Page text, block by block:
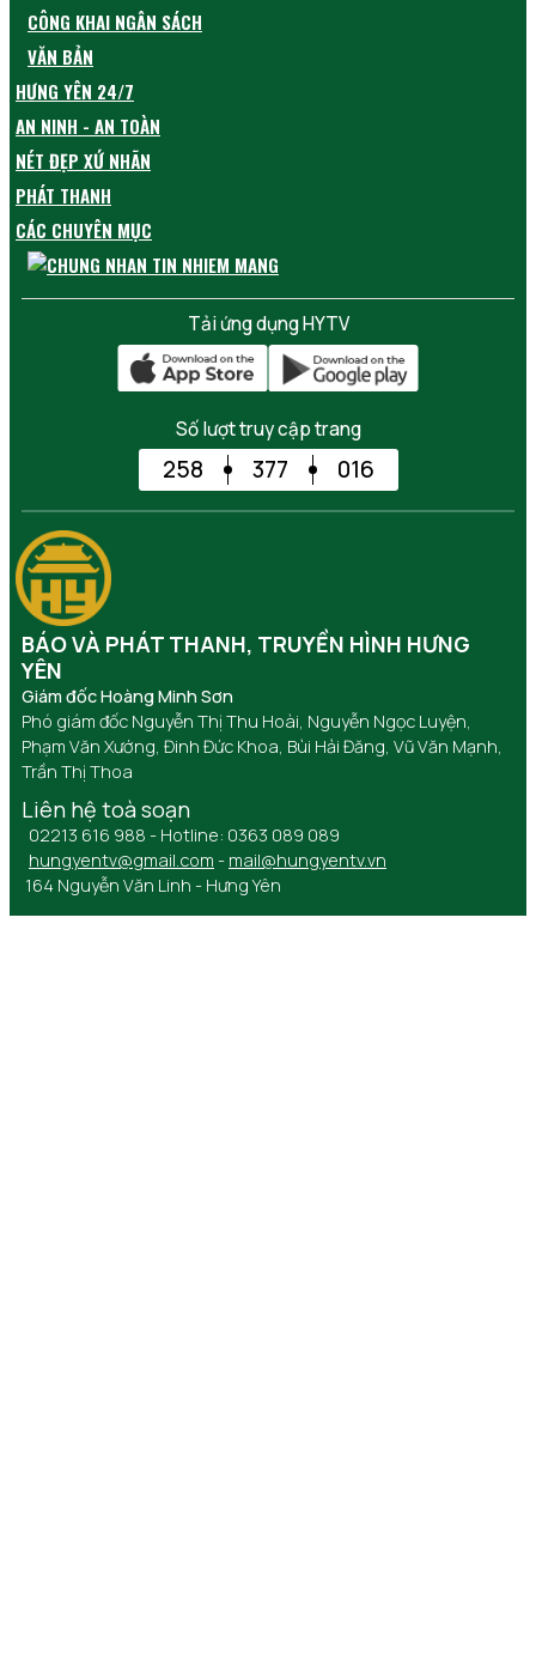
CÔNG KHAI NGÂN SÁCH
VĂN BẢN
HƯNG YÊN 24/7
AN NINH - AN TOÀN
NÉT ĐẸP XỨ NHÃN
PHÁT THANH
CÁC CHUYÊN MỤC
Tải ứng dụng HYTV
Số lượt truy cập trang
258 377 016
BÁO VÀ PHÁT THANH, TRUYỀN HÌNH HƯNG
YÊN
Giám đốc Hoàng Minh Sơn
Phó giám đốc Nguyễn Thị Thu Hoài, Nguyễn Ngọc Luyện,
Phạm Văn Xướng, Đinh Đức Khoa, Bùi Hải Đăng, Vũ Văn Mạnh,
Trần Thị Thoa
Liên hệ toà soạn
02213 616 988 - Hotline: 0363 089 089
hungyentv@gmail.com - mail@hungyentv.vn
164 Nguyễn Văn Linh - Hưng Yên